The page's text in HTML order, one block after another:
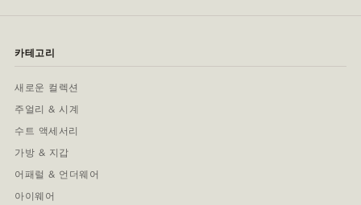
카테고리
새로운 컬렉션
주얼리 & 시계
수트 액세서리
가방 & 지갑
어패럴 & 언더웨어
아이웨어